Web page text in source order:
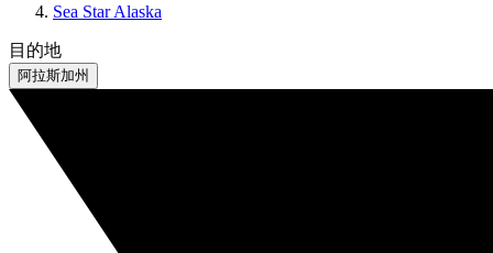
Sea Star Alaska
目的地
阿拉斯加州